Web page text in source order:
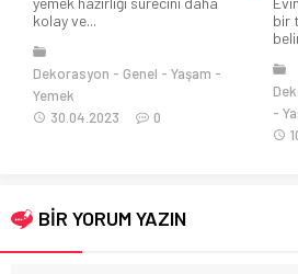
kolay ve...
Dekorasyon Genel
Yaşam
Yemek
30.04.2023
0
bir
BİR YORUM YAZIN